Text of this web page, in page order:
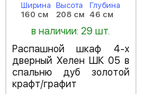
Ширина
160 см
Высота
208 см
Глубина
46 см
в наличии: 29 шт.
Распашной шкаф 4-х
дверный Хелен ШК 05 в
спальню дуб золотой
крафт/графит